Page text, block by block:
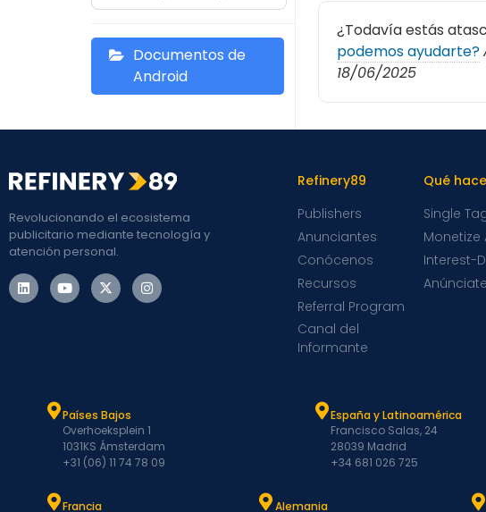
Documentos de
Android
¿Todavía estás
podemos ayudarte?
18/06/2025
Revolucionando el ecosistema
publicitario mediante tecnología y
atención personal.
Refinery89
Publishers
Anunciantes
Conócenos
Recursos
Referral Program
Canal del
Informante
Qué
Single
Monetize
Interest-
Países Bajos
Overhoeksplein 1
1031KS Ámsterdam
+31 (06) 11 74 78 09
España y Latinoamérica
Francisco Salas, 24
28039 Madrid
+34 681 026 725
Francia Alemania